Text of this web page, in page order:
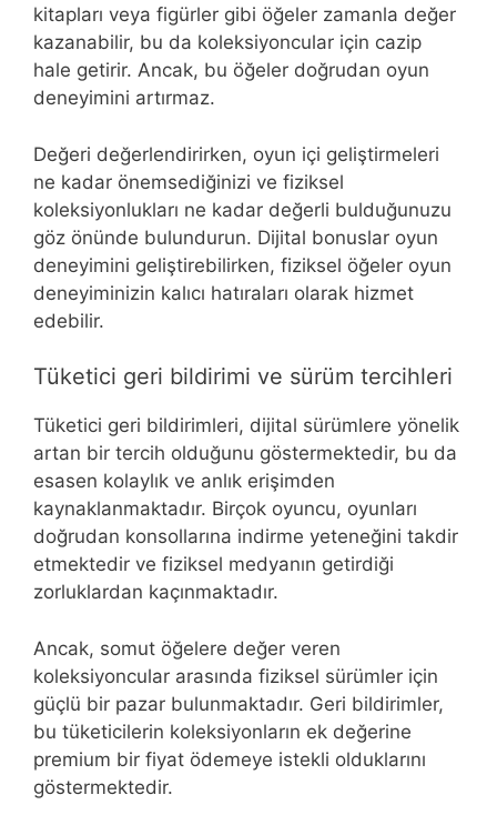
kitapları veya figürler gibi öğeler zamanla değer
kazanabilir, bu da koleksiyoncular için cazip
hale getirir. Ancak, bu öğeler doğrudan oyun
deneyimini artırmaz.
Değeri değerlendirirken, oyun içi geliştirmeleri
ne kadar önemsediğinizi ve fiziksel
koleksiyonlukları ne kadar değerli bulduğunuzu
göz önünde bulundurun. Dijital bonuslar oyun
deneyimini geliştirebilirken, fiziksel öğeler oyun
deneyiminizin kalıcı hatıraları olarak hizmet
edebilir.
Tüketici geri bildirimi ve sürüm tercihleri
Tüketici geri bildirimleri, dijital sürümlere yönelik
artan bir tercih olduğunu göstermektedir, bu da
esasen kolaylık ve anlık erişimden
kaynaklanmaktadır. Birçok oyuncu, oyunları
doğrudan konsollarına indirme yeteneğini takdir
etmektedir ve fiziksel medyanın getirdiği
zorluklardan kaçınmaktadır.
Ancak, somut öğelere değer veren
koleksiyoncular arasında fiziksel sürümler için
güçlü bir pazar bulunmaktadır. Geri bildirimler,
bu tüketicilerin koleksiyonların ek değerine
premium bir fiyat ödemeye istekli olduklarını
göstermektedir.